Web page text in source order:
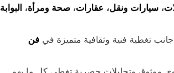
، سيارات ونقل، عقارات، صحة ومرأة، البوابة
تغطية فنية وثقافية متميزة في فن